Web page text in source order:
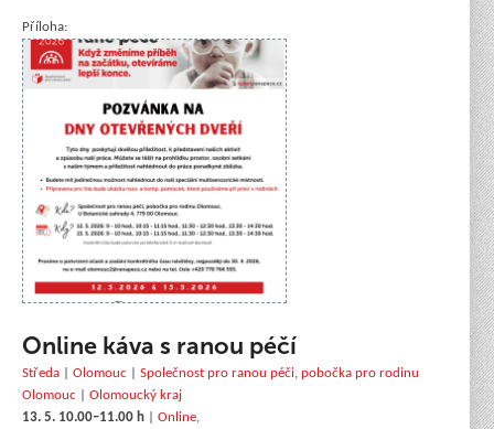
Příloha:
Online káva s ranou péčí
Středa Olomouc
Společnost pro ranou péči, pobočka pro rodinu
Olomouc
Olomoucký kraj
13. 5. 10.00–11.00 h
Online,